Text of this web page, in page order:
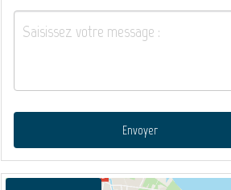
Envoyer